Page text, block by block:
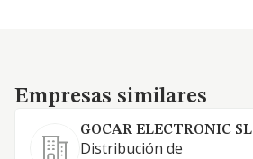
Empresas similares
Empresas similares
GOCAR ELECTRONIC SL
Distribución de